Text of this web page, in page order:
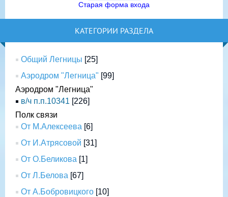
Старая форма входа
КАТЕГОРИИ РАЗДЕЛА
Общий Легницы [25]
Аэродром "Легница" [99]
Аэродром "Легница"
в/ч п.п.10341 [226]
Полк связи
От М.Алексеева [6]
От И.Атрясовой [31]
От О.Беликова [1]
От Л.Белова [67]
От А.Бобровицкого [10]